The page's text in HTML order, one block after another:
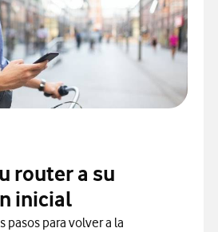
router a su
inicial
pasos para volver a la